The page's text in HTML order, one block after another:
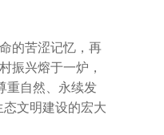
的苦涩记忆，再
振兴熔于一炉，
重自然、永续发
文明建设的宏大